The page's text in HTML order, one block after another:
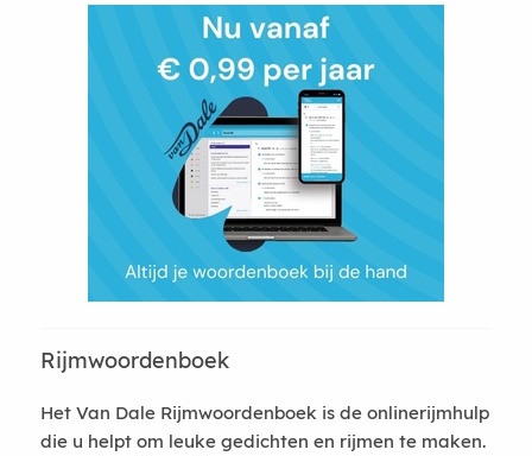
Rijmwoordenboek
Het Van Dale Rijmwoordenboek is de onlinerijmhulp
die u helpt om leuke gedichten en rijmen te maken.